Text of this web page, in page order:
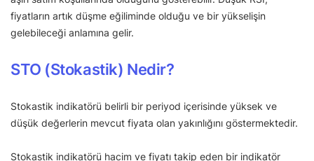
fiyatların artık düşme eğiliminde olduğu ve bir yükselişin
gelebileceği anlamına gelir.
STO (Stokastik) Nedir?
Stokastik indikatörü belirli bir periyod içerisinde yüksek ve
düşük değerlerin mevcut fiyata olan yakınlığını göstermektedir.
Stokastik indikatörü hacim ve fiyatı takip eden bir indikatör